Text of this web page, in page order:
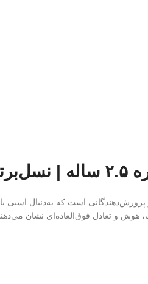
پرورش‌دهندگانی است که به‌دنبال اسبی با